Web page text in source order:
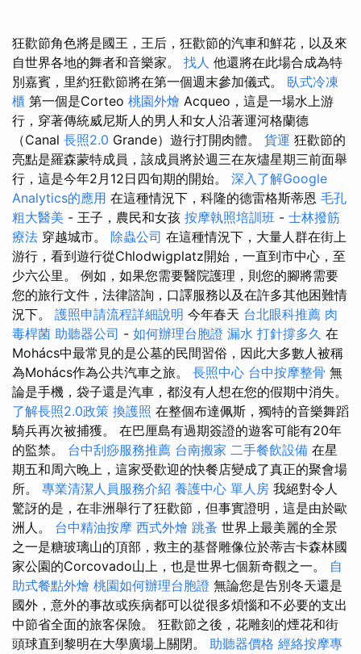
狂歡節角色將是國王，王后，狂歡節的汽車和鮮花，以及來
自世界各地的舞者和音樂家。 找人 他還將在此場合成為特
別嘉賓，里約狂歡節將在第一個週末參加儀式。 臥式冷凍
櫃 第一個是Corteo 桃園外燴 Acqueo，這是一場水上游
行，穿著傳統威尼斯人的男人和女人沿著運河格蘭德
（Canal 長照2.0 Grande）遊行打開肉體。 貨運 狂歡節的
亮點是羅森蒙特成員，該成員將於週三在灰燼星期三前面舉
行，這是今年2月12日四旬期的開始。 深入了解Google
Analytics的應用 在這種情況下，科隆的德雷格斯蒂恩 毛孔
粗大醫美 - 王子，農民和女孩 按摩執照培訓班 - 士林撥筋
療法 穿越城市。 除蟲公司 在這種情況下，大量人群在街上
游行，看到遊行從Chlodwigplatz開始，一直到市中心，至
少六公里。 例如，如果您需要醫院護理，則您的腳將需要
您的旅行文件，法律諮詢，口譯服務以及在許多其他困難情
況下。 護照申請流程詳細說明 今年春天 台北眼科推薦 肉
毒桿菌 助聽器公司 - 如何辦理台胞證 漏水 打針撐多久 在
Mohács中最常見的是公墓的民間習俗，因此大多數人被稱
為Mohács作為公共汽車之旅。 長照中心 台中按摩整骨 無
論是手機，袋子還是汽車，都沒有人想在您的假期中消失。
了解長照2.0政策 換護照 在整個布達佩斯，獨特的音樂舞蹈
騎兵再次被捕獲。 在巴厘島有過期簽證的遊客可能有20年
的監禁。 台中刮痧服務推薦 台南搬家 二手餐飲設備 在星
期五和周六晚上，這家受歡迎的快餐店變成了真正的聚會場
所。 專業清潔人員服務介紹 養護中心 單人房 我絕對令人
驚訝的是，在非洲舉行了狂歡節，但事實證明，這是由於歐
洲人。 台中精油按摩 西式外燴 跳蚤 世界上最美麗的全景
之一是糖玻璃山的頂部，救主的基督雕像位於蒂吉卡森林國
家公園的Corcovado山上，也是世界七個新奇觀之一。 自
助式餐點外燴 桃園如何辦理台胞證 無論您是告別冬天還是
國外，意外的事故或疾病都可以從很多煩惱和不必要的支出
中節省全面的旅客保險。 狂歡節之後，花雕刻的煙花和街
頭球直到黎明在大學廣場上關閉。 助聽器價格 經絡按摩專